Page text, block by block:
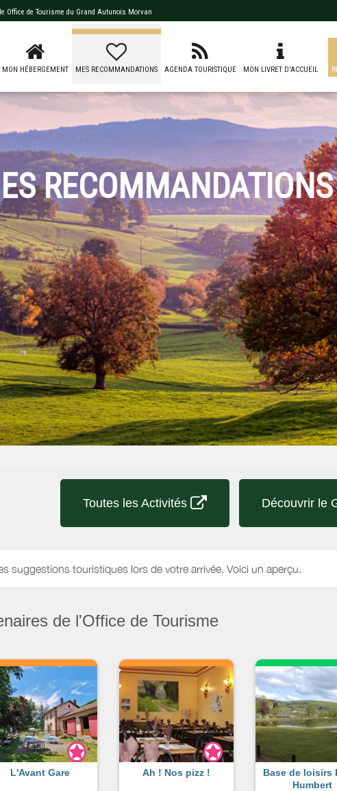
Office de Tourisme du Grand Autunois Morvan
MON HÉBERGEMENT MES RECOMMANDATIONS AGENDA TOURISTIQUE MON LIVRET D'ACCUEIL
RECOMMANDATIONS
Toutes les Activités Découvrir le
suggestions touristiques lors de votre arrivée. Voici un aperçu.
de l'Office de Tourisme
L'Avant Gare Ah ! Nos pizz !
Base de loisirs
Humbert